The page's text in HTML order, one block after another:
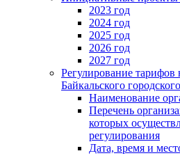
2023 год
2024 год
2025 год
2026 год
2027 год
Регулирование тарифов
Байкальского
Наименование
Перечень
которых
регулирования
Дата, время и